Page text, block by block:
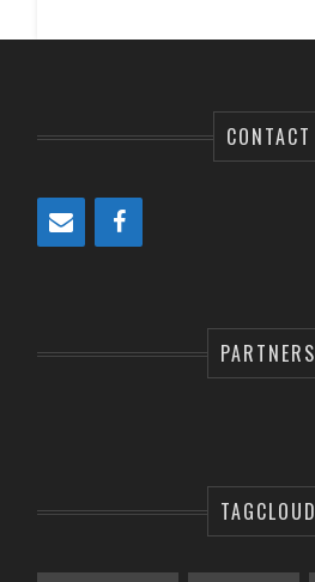
CONTACT
PARTNERS
TAGCLOUD